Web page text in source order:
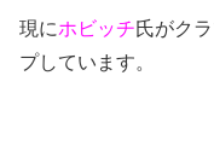
現にホビッチ氏がク
プしています。